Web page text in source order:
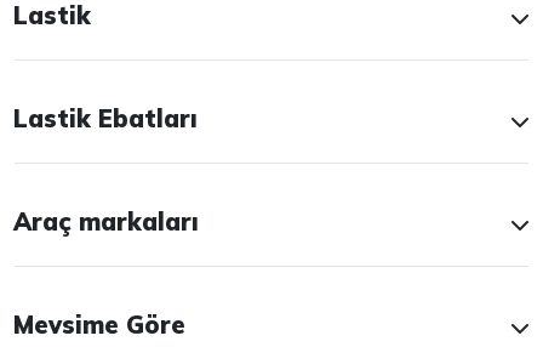
Lastik
Lastik Ebatları
Araç markaları
Mevsime Göre